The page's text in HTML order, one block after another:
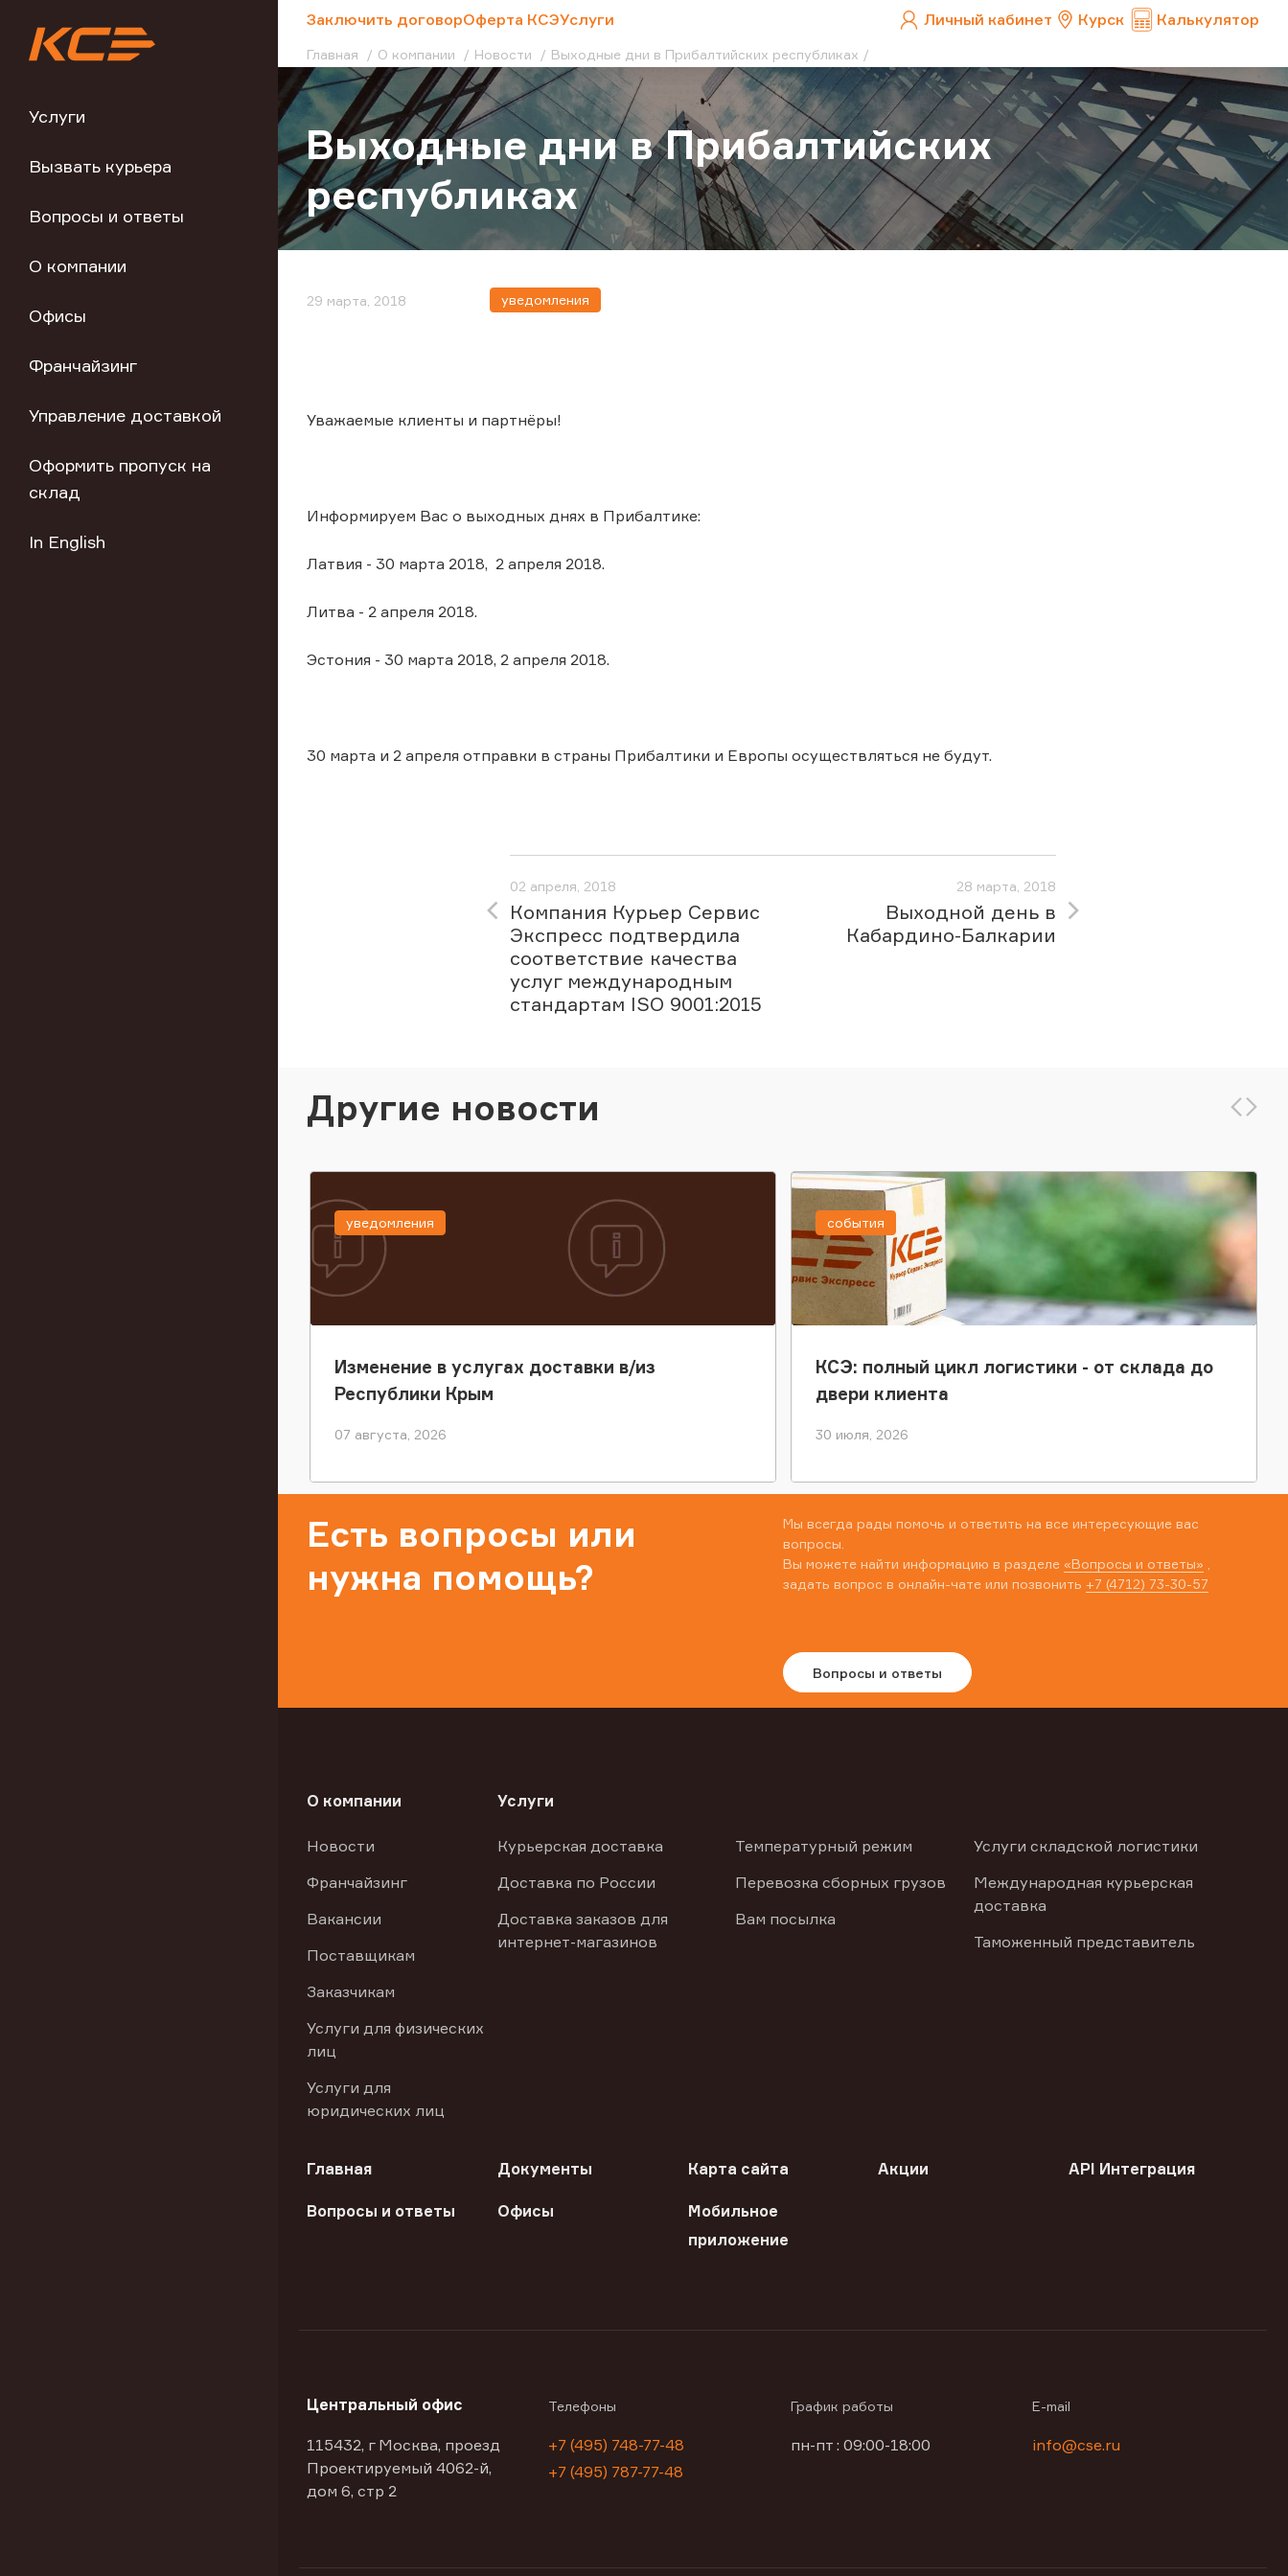
Услуги
Вызвать курьера
Вопросы и ответы
О компании
Офисы
Франчайзинг
Управление доставкой
Оформить пропуск на
склад
In English
Заключить договорОферта КСЭУслуги Личный кабинет Курск Калькулятор
Главная О компании Новости Выходные дни в Прибалтийских республиках
Выходные дни в Прибалтийских
республиках
29 марта, 2018 уведомления
Уважаемые клиенты и партнёры!
Информируем Вас о выходных днях в Прибалтике:
Латвия - 30 марта 2018, 2 апреля 2018.
Литва - 2 апреля 2018.
Эстония - 30 марта 2018, 2 апреля 2018.
30 марта и 2 апреля отправки в страны Прибалтики и Европы осуществляться не будут.
02 апреля, 2018
Компания Курьер Сервис
Экспресс подтвердила
соответствие качества
услуг международным
стандартам ISO 9001:2015
28 марта, 2018
Выходной день в
Кабардино-Балкарии
Другие новости
Изменение в услугах доставки в/из
Республики Крым
07 августа, 2026
уведомления
КСЭ: полный цикл логистики - от склада до
двери клиента
30 июля, 2026
события
Есть вопросы или
нужна помощь?
Мы всегда рады помочь и ответить на все интересующие вас
вопросы.
Вы можете найти информацию в разделе «Вопросы и ответы»
задать вопрос в онлайн-чате или позвонить +7 (4712) 73-30-57
Вопросы и ответы
О компании
Новости
Франчайзинг
Вакансии
Поставщикам
Заказчикам
Услуги для физических
лиц
Услуги для
юридических лиц
Услуги
Курьерская доставка
Доставка по России
Доставка заказов для
интернет-магазинов
Температурный режим
Перевозка сборных грузов
Вам посылка
Услуги складской логистики
Международная курьерская
доставка
Таможенный представитель
Главная Документы Карта сайта Акции API Интеграция
Вопросы и ответы Офисы
Мобильное
приложение
Центральный офис
115432, г Москва, проезд
Проектируемый 4062-й,
дом 6, стр 2
Телефоны
+7 (495) 748-77-48
+7 (495) 787-77-48
График работы
пн-пт : 09:00-18:00
E-mail
info@cse.ru